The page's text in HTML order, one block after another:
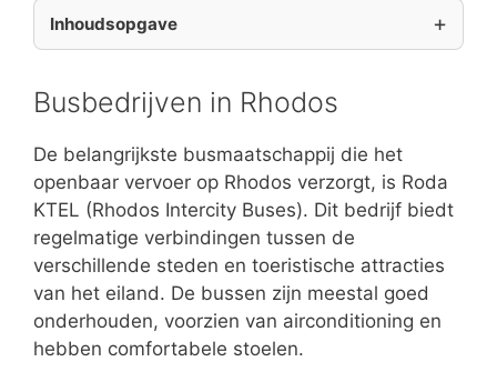
Inhoudsopgave
Busbedrijven in Rhodos
De belangrijkste busmaatschappij die het
openbaar vervoer op Rhodos verzorgt, is Roda
KTEL (Rhodos Intercity Buses). Dit bedrijf biedt
regelmatige verbindingen tussen de
verschillende steden en toeristische attracties
van het eiland. De bussen zijn meestal goed
onderhouden, voorzien van airconditioning en
hebben comfortabele stoelen.